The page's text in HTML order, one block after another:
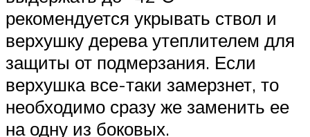
рекомендуется укрывать ствол и
верхушку дерева утеплителем для
защиты от подмерзания. Если
верхушка все-таки замерзнет, то
необходимо сразу же заменить ее
на одну из боковых.